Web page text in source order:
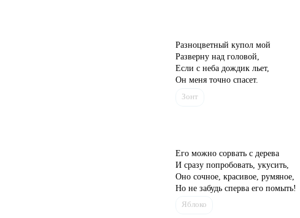
Разноцветный купол мой
Разверну над головой,
Если с неба дождик льет,
Он меня точно спасет.
Зонт
Его можно сорвать с дерева
И сразу попробовать, укусить,
Оно сочное, красивое, румяное,
Но не забудь сперва его помыть!
Яблоко